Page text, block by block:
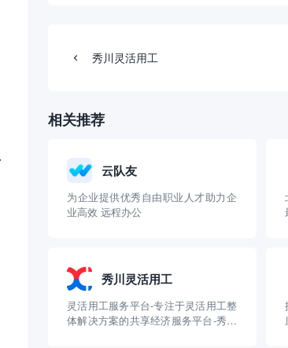
秀川灵活用工
相关推荐
云队友
为企业提供优秀自由职业人才助力企
业高效 远程办公
秀川灵活用工
灵活用工服务平台-专注于灵活用工整
体解决方案的共享经济服务平台-秀川